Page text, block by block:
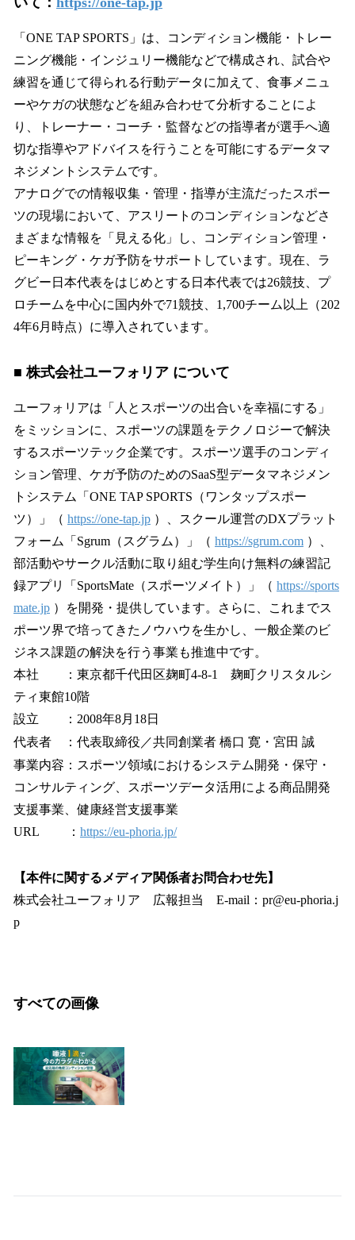
「ONE TAP SPORTS」は、コンディション機能・トレー
ニング機能・インジュリー機能などで構成され、試合や
練習を通じて得られる行動データに加えて、食事メニュ
ーやケガの状態などを組み合わせて分析することによ
り、トレーナー・コーチ・監督などの指導者が選手へ適
切な指導やアドバイスを行うことを可能にするデータマ
ネジメントシステムです。
アナログでの情報収集・管理・指導が主流だったスポー
ツの現場において、アスリートのコンディションなどさ
まざまな情報を「見える化」し、コンディション管理・
ピーキング・ケガ予防をサポートしています。現在、ラ
グビー日本代表をはじめとする日本代表では26競技、プ
ロチームを中心に国内外で71競技、1,700チーム以上（202
4年6月時点）に導入されています。
■ 株式会社ユーフォリア について
ユーフォリアは「人とスポーツの出合いを幸福にする」
をミッションに、スポーツの課題をテクノロジーで解決
するスポーツテック企業です。スポーツ選手のコンディ
ション管理、ケガ予防のためのSaaS型データマネジメン
トシステム「ONE TAP SPORTS（ワンタップスポー
ツ）」（ https://one-tap.jp ）、スクール運営のDXプラット
フォーム「Sgrum（スグラム）」（ https://sgrum.com ）、
部活動やサークル活動に取り組む学生向け無料の練習記
録アプリ「SportsMate（スポーツメイト）」（ https://sports
mate.jp ）を開発・提供しています。さらに、これまでス
ポーツ界で培ってきたノウハウを生かし、一般企業のビ
ジネス課題の解決を行う事業も推進中です。
本社 ：東京都千代田区麹町4-8-1 麹町クリスタルシ
ティ東館10階
設立 ：2008年8月18日
代表者 ：代表取締役／共同創業者 橋口 寛・宮田 誠
事業内容：スポーツ領域におけるシステム開発・保守・
コンサルティング、スポーツデータ活用による商品開発
支援事業、健康経営支援事業
URL ： https://eu-phoria.jp/
【本件に関するメディア関係者お問合わせ先】
株式会社ユーフォリア 広報担当 E-mail：pr@eu-phoria.j
p
すべての画像